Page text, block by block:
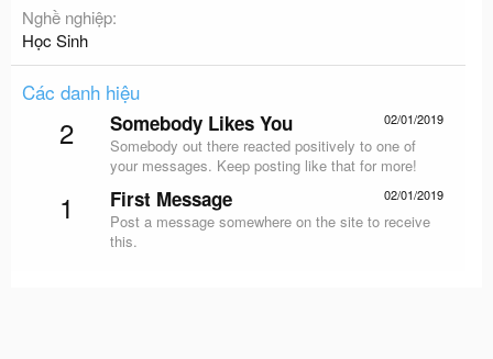
Nghề nghiệp
Học Sinh
Các danh hiệu
2 02/01/2019
Somebody Likes You
Somebody out there reacted positively to one of
your messages. Keep posting like that for more!
1 02/01/2019
First Message
Post a message somewhere on the site to receive
this.